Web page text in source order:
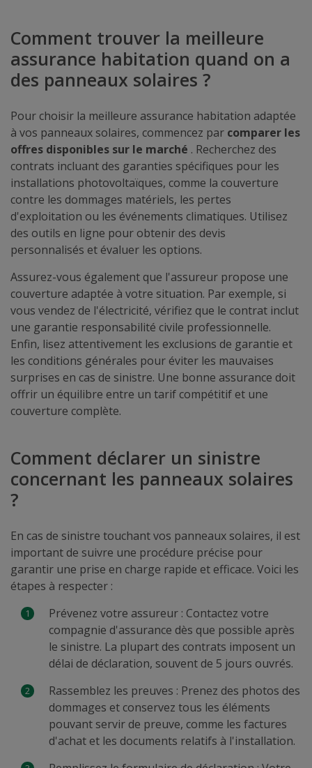
Comment trouver la meilleure
assurance habitation quand on a
des panneaux solaires ?
Pour choisir la meilleure assurance habitation adaptée
à vos panneaux solaires, commencez par comparer les
offres disponibles sur le marché . Recherchez des
contrats incluant des garanties spécifiques pour les
installations photovoltaïques, comme la couverture
contre les dommages matériels, les pertes
d'exploitation ou les événements climatiques. Utilisez
des outils en ligne pour obtenir des devis
personnalisés et évaluer les options.
Assurez-vous également que l'assureur propose une
couverture adaptée à votre situation. Par exemple, si
vous vendez de l'électricité, vérifiez que le contrat inclut
une garantie responsabilité civile professionnelle.
Enfin, lisez attentivement les exclusions de garantie et
les conditions générales pour éviter les mauvaises
surprises en cas de sinistre. Une bonne assurance doit
offrir un équilibre entre un tarif compétitif et une
couverture complète.
Comment déclarer un sinistre
concernant les panneaux solaires
?
En cas de sinistre touchant vos panneaux solaires, il est
important de suivre une procédure précise pour
garantir une prise en charge rapide et efficace. Voici les
étapes à respecter :
Prévenez votre assureur : Contactez votre
compagnie d'assurance dès que possible après
le sinistre. La plupart des contrats imposent un
délai de déclaration, souvent de 5 jours ouvrés.
Rassemblez les preuves : Prenez des photos des
dommages et conservez tous les éléments
pouvant servir de preuve, comme les factures
d'achat et les documents relatifs à l'installation.